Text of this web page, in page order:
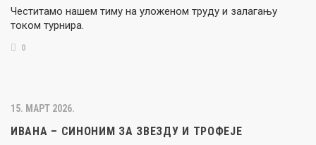
Честитамо нашем тиму на уложеном труду и залагању
током турнира.
0
15. МАРТ 2026.
ИВАНА – СИНОНИМ ЗА ЗВЕЗДУ И ТРОФЕЈЕ